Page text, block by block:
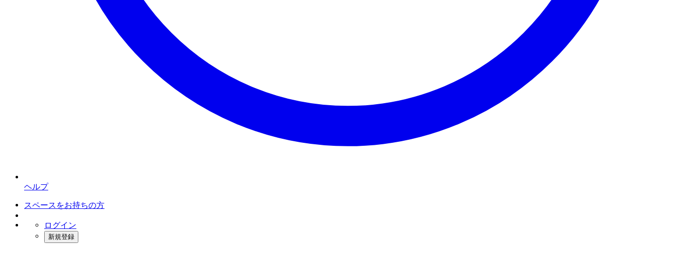
ヘルプ
スペースをお持ちの方
ログイン
新規登録